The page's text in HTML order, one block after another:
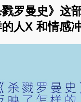
罗曼史》这
人X 和情感